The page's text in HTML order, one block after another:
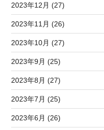
2023年12月 (27)
2023年11月 (26)
2023年10月 (27)
2023年9月 (25)
2023年8月 (27)
2023年7月 (25)
2023年6月 (26)